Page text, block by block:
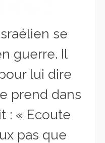
se
guerre. Il
lui dire
prend dans
: « Ecoute
pas que